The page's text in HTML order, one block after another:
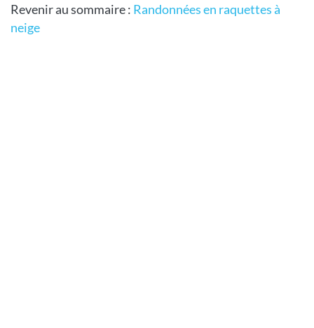
Revenir au sommaire : Randonnées en raquettes à
neige